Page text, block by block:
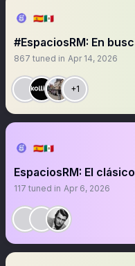
🇪🇦🇲🇽
#EspaciosRM: En
867 tuned in Apr 14, 2026
+1
🇪🇦🇲🇽
EspaciosRM: El
117 tuned in Apr 6, 2026